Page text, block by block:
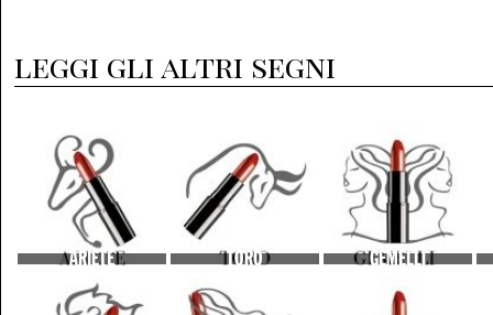
leggi gli altri segni
ARIETE TORO GEMELLI